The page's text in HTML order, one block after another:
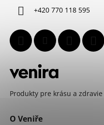
+420 770 118 595
Produkty pre krásu a
O Veniře